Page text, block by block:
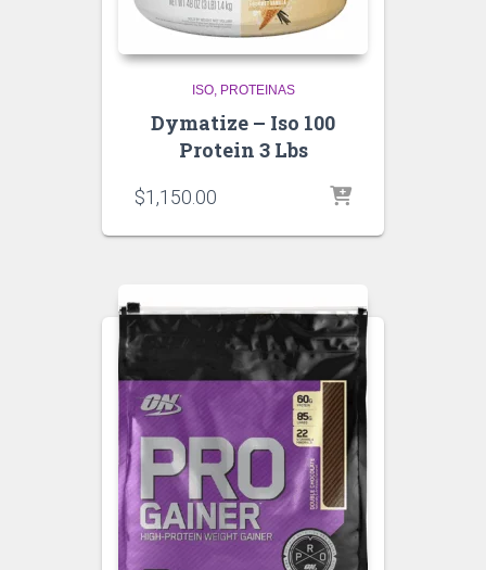
ISO PROTEINAS
Dymatize – Iso 100
Protein 3 Lbs
$1,150.00